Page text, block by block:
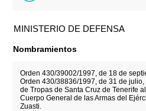
MINISTERIO DE DEFENSA
Nombramientos
Orden 430/39002/1997, de 18 de
Orden 430/38836/1997, de 31 de
de Tropas de Santa Cruz de Tenerife
Cuerpo General de las Armas del
Zuasti.